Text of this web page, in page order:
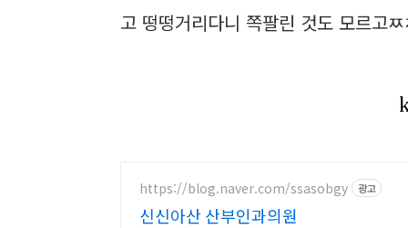
고 떵떵거리다니 쪽팔린 것도 모르고
https://blog.naver.com/ssasobgy 광고
신신아산 산부인과의원